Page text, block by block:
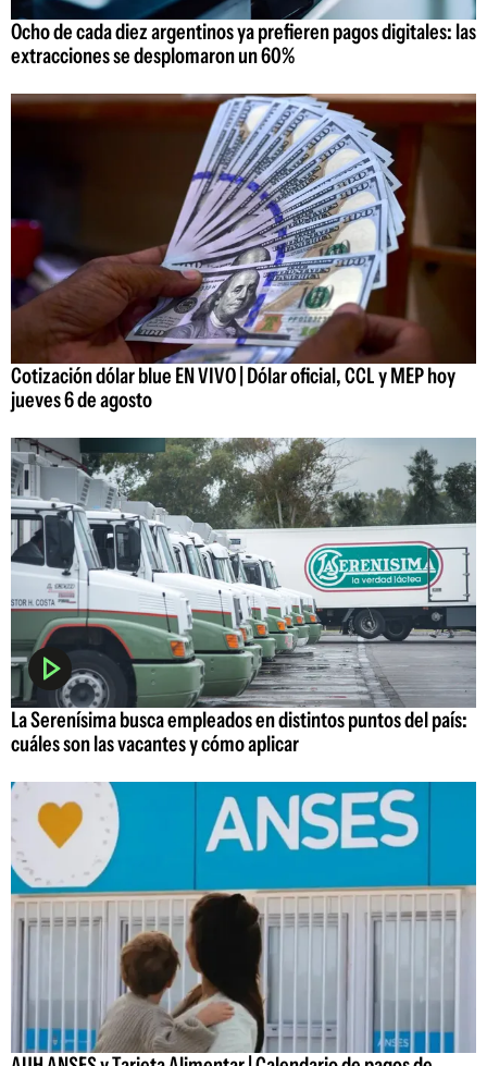
Ocho de cada diez argentinos ya prefieren pagos digitales: las
extracciones se desplomaron un 60%
Cotización dólar blue EN VIVO | Dólar oficial, CCL y MEP hoy
jueves 6 de agosto
La Serenísima busca empleados en distintos puntos del país:
cuáles son las vacantes y cómo aplicar